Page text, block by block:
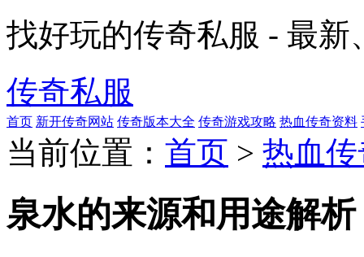
找好玩的传奇私服 - 最
传奇私服
首页 新开传奇网站 传奇版本大全 传奇游戏攻略 热血传奇资料
当前位置： 首页 > 热血
泉水的来源和用途解析